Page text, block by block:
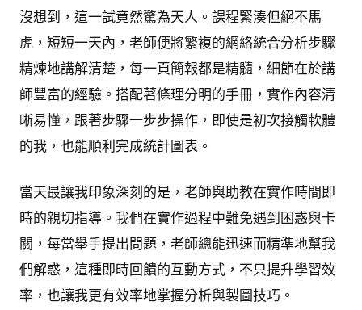
沒想到，這一試竟然驚為天人。課程緊湊但絕不馬
虎，短短一天內，老師便將繁複的網絡統合分析步驟
精煉地講解清楚，每一頁簡報都是精髓，細節在於講
師豐富的經驗。搭配著條理分明的手冊，實作內容清
晰易懂，跟著步驟一步步操作，即使是初次接觸軟體
的我，也能順利完成統計圖表。
當天最讓我印象深刻的是，老師與助教在實作時間即
時的親切指導。我們在實作過程中難免遇到困惑與卡
關，每當舉手提出問題，老師總能迅速而精準地幫我
們解惑，這種即時回饋的互動方式，不只提升學習效
率，也讓我更有效率地掌握分析與製圖技巧。